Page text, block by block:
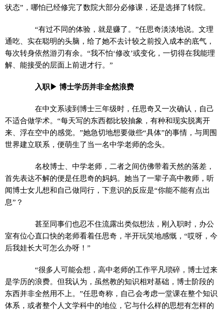
状态”，哪怕已经修完了数院大部分必修课，还是选择了转院。
“有过不同的体验，就是赚了。”任思奇淡淡地说。文理
通吃、实在聪明的头脑，给了她不去计较之前投入成本的底气，
每次转身依然游刃有余。“我不怕‘修改’或变化，一切得在我能理
解、能接受的层面上前进才行。”
入职▶ 博士学历并非全然浪费
在中文系读到博士三年级时，任思奇又一次确认，自己
不适合做学术。“每天写的东西都比较抽象，有种和现实脱离开
来、浮在空中的感觉。”她急切地想要做些“具体”的事情，与周围
世界建立联系，便萌生了当一名中学老师的念头。
名校博士、中学老师，二者之间仿佛带着天然的落差，
首先表达不解的便是任思奇的妈妈。她当了一辈子高中教师，听
闻博士女儿想和自己做同行，下意识的反应是“你能不能有点出
息”？
甚至同事们也忍不住流露出类似想法，刚入职时，办公
室有位心直口快的老师看着任思奇，半开玩笑地感慨，“哎呀，今
后我娃长大可怎么办呀！”
“很多人可能会想，高中老师的工作平凡琐碎，博士过来
是学历的浪费。但我认为，虽然教的知识相对基础，博士阶段的
东西并非全然用不上。”任思奇称，自己会考虑一堂课在整个知识
体系，或者整个人文学科中的地位，它与什么样的思想有怎样的